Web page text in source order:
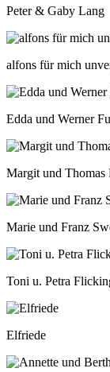
Peter & Gaby Lang
alfons für mich
Edda und Werner
Margit und Thomas
Marie und Franz
Toni u. Petra
Elfriede